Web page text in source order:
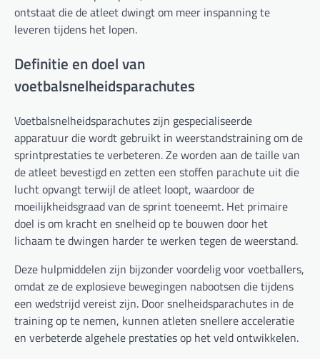
ontstaat die de atleet dwingt om meer inspanning te
leveren tijdens het lopen.
Definitie en doel van
voetbalsnelheidsparachutes
Voetbalsnelheidsparachutes zijn gespecialiseerde
apparatuur die wordt gebruikt in weerstandstraining om de
sprintprestaties te verbeteren. Ze worden aan de taille van
de atleet bevestigd en zetten een stoffen parachute uit die
lucht opvangt terwijl de atleet loopt, waardoor de
moeilijkheidsgraad van de sprint toeneemt. Het primaire
doel is om kracht en snelheid op te bouwen door het
lichaam te dwingen harder te werken tegen de weerstand.
Deze hulpmiddelen zijn bijzonder voordelig voor voetballers,
omdat ze de explosieve bewegingen nabootsen die tijdens
een wedstrijd vereist zijn. Door snelheidsparachutes in de
training op te nemen, kunnen atleten snellere acceleratie
en verbeterde algehele prestaties op het veld ontwikkelen.